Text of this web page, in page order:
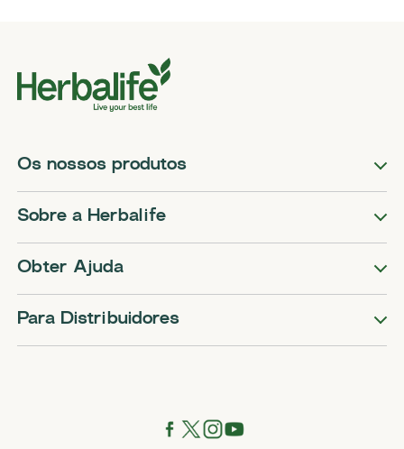
Os nossos produtos
Sobre a Herbalife
Obter Ajuda
Para Distribuidores